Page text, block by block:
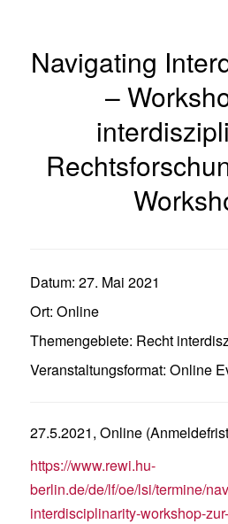
Navigating
–
Datum: 27. Mai 2021
Ort: Online
Themengebiete: Recht
Veranstaltungsformat: Online
27.5.2021, Online
https://www.rewi.hu-
berlin.de/de/lf/oe/lsi/termine/
interdisciplinarity-workshop-